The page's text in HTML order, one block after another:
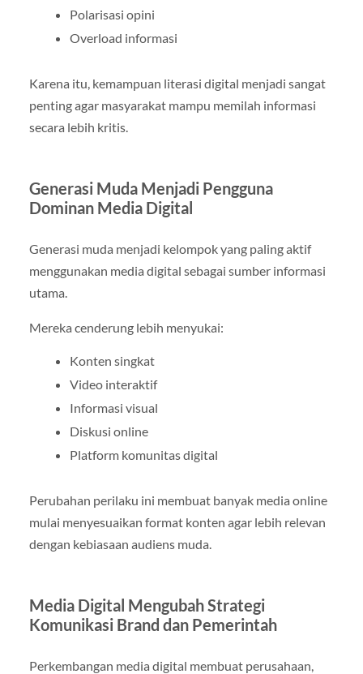
Polarisasi opini
Overload informasi
Karena itu, kemampuan literasi digital menjadi sangat
penting agar masyarakat mampu memilah informasi
secara lebih kritis.
Generasi Muda Menjadi Pengguna
Dominan Media Digital
Generasi muda menjadi kelompok yang paling aktif
menggunakan media digital sebagai sumber informasi
utama.
Mereka cenderung lebih menyukai:
Konten singkat
Video interaktif
Informasi visual
Diskusi online
Platform komunitas digital
Perubahan perilaku ini membuat banyak media online
mulai menyesuaikan format konten agar lebih relevan
dengan kebiasaan audiens muda.
Media Digital Mengubah Strategi
Komunikasi Brand dan Pemerintah
Perkembangan media digital membuat perusahaan,